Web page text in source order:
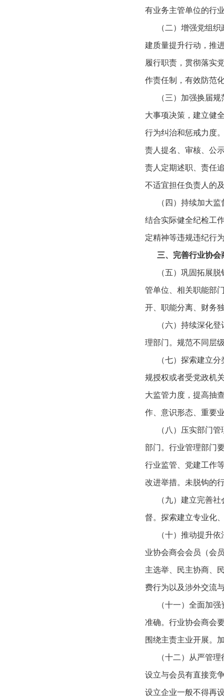
有业务主管单位的行
（二）增强党组织
建质量提升行动，推
履行职责，贯彻落实
作责任制，有效防范
（三）加强换届规
大事项决策，建立健
行为纠治和惩戒力度
责人提名、审核、公
责人定期述职、责任
不适宜担任负责人的
（四）持续加大监
结合实际健全纪检工
定精神等违规违纪行
三、完善行业协
（五）巩固拓展脱
管单位、相关职能部
开、职能分离、财务
（六）持续深化登
理部门。规范不同层
（七）探索建立分
规授权或者受党政机
大监管力度，提高抽
作、意识形态、重要
（八）压实部门管
部门。行业管理部门
行业监管、党建工作
改进举措。未脱钩的
（九）建立完善社
督。探索建立专业化
（十）推动提升依
业协会商会会员（会
主选举、民主协商、
费行为以及涉外交流
（十一）全面加强
准确。行业协会商会
围绕主责主业开展。
（十二）从严管理
设立与会员有直接竞
设立企业一般不得再